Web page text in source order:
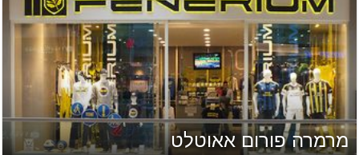
מרמרה פורום אאוטלט